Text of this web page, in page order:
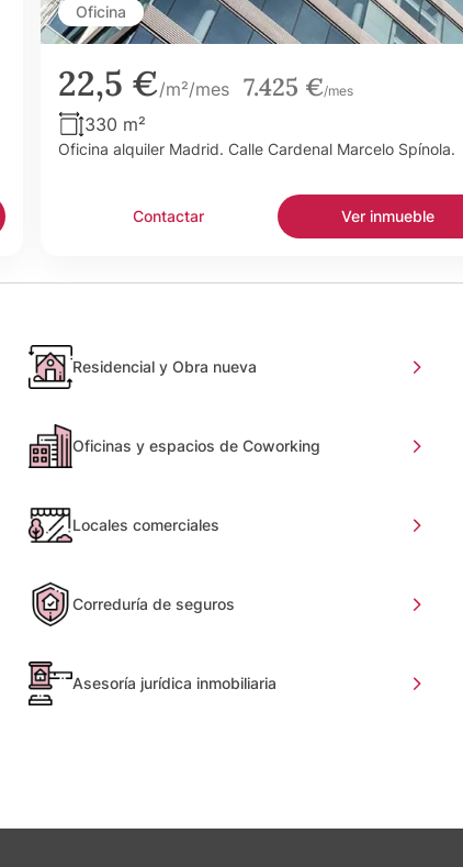
Oficina
22,5 €/m²/mes 7.425 €/mes
330 m²
Oficina alquiler Madrid. Calle Cardenal Marcelo Spínola.
Contactar Ver inmueble
Residencial y Obra nueva
Oficinas y espacios de Coworking
Locales comerciales
Correduría de seguros
Asesoría jurídica inmobiliaria